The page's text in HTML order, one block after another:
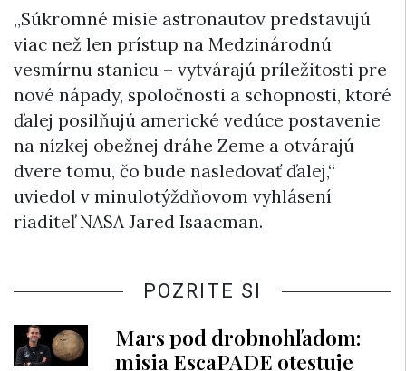
„Súkromné ​​misie astronautov predstavujú
viac než len prístup na Medzinárodnú
vesmírnu stanicu – vytvárajú príležitosti pre
nové nápady, spoločnosti a schopnosti, ktoré
ďalej posilňujú americké vedúce postavenie
na nízkej obežnej dráhe Zeme a otvárajú
dvere tomu, čo bude nasledovať ďalej,“
uviedol v minulotýždňovom vyhlásení
riaditeľ NASA Jared Isaacman.
POZRITE SI
Mars pod drobnohľadom:
misia EscaPADE otestuje